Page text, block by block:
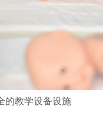
的教学设备设施